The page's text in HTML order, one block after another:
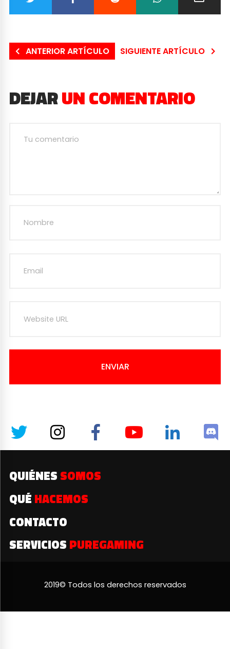
ANTERIOR ARTÍCULO SIGUIENTE ARTÍCULO
DEJARUN COMENTARIO
ENVIAR
QUIÉNES SOMOS
QUÉ HACEMOS
CONTACTO
SERVICIOS PUREGAMING
2019© Todos los derechos reservados